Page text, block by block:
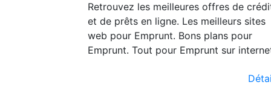
Retrouvez les meilleures offres de
et de prêts en ligne. Les meilleurs sites
web pour Emprunt. Bons plans pour
Emprunt. Tout pour Emprunt sur